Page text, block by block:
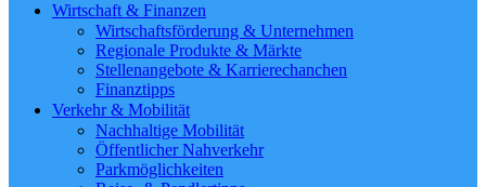
Wirtschaft & Finanzen
Wirtschaftsförderung & Unternehmen
Regionale Produkte & Märkte
Stellenangebote & Karrierechanchen
Finanztipps
Verkehr & Mobilität
Nachhaltige Mobilität
Öffentlicher Nahverkehr
Parkmöglichkeiten